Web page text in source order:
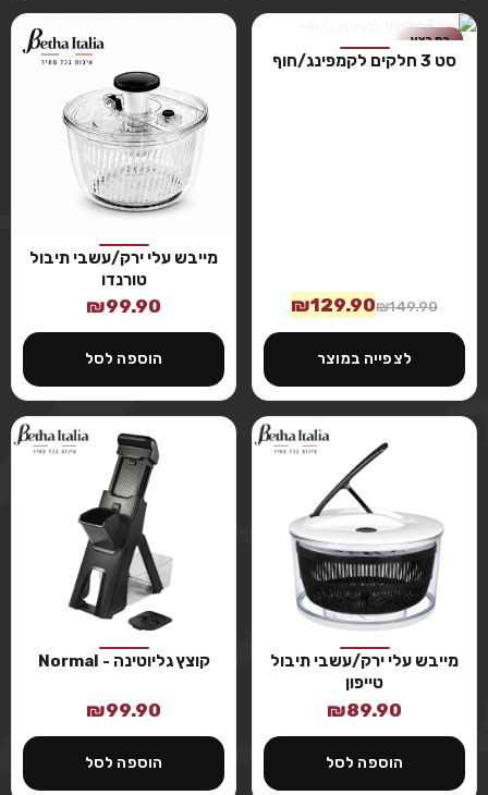
במבצע
חסר זמנית
סט 3 חלקים לקמפינג/חוף
₪149.90
₪129.90
לצפייה במוצר
מייבש עלי ירק/עשבי תיבול
טורנדו
₪99.90
הוספה לסל
מייבש עלי ירק/עשבי תיבול
טייפון
₪89.90
הוספה לסל
קוצץ גליוטינה - Normal
₪99.90
הוספה לסל